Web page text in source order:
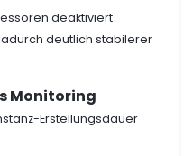
deaktiviert
deutlich stabilerer
Monitoring
Erstellungsdauer